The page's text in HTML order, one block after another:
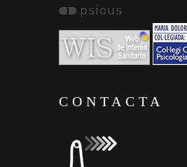
CONTACTA